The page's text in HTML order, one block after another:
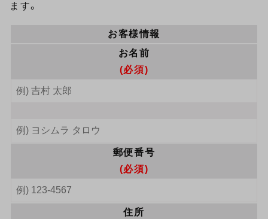
ます。
お客様情報
お名前
(必須)
郵便番号
(必須)
住所